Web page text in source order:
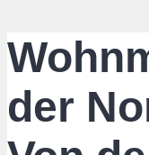
der